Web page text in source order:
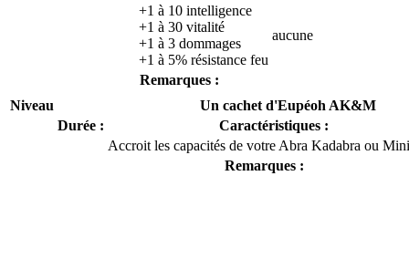
+1 à 10 intelligence
+1 à 30 vitalité
+1 à 3 dommages
+1 à 5% résistance feu
aucune
Remarques :
Niveau
Un cachet d'Eupéoh AK&M
Durée :
Caractéristiques :
Accroit les capacités de votre Abra Kadabra ou
Remarques :